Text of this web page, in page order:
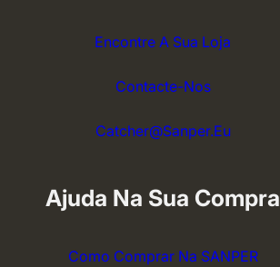
Encontre A Sua Loja
Contacte-Nos
Catcher@sanper.eu
Ajuda Na Sua Compra
Como Comprar Na SANPER